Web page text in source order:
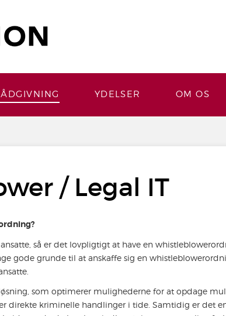
YDELSER OM OS
/ Legal IT
så er det lovpligtigt at have en
gode grunde til at anskaffe sig en
som optimerer mulighederne for at opdage
direkte kriminelle handlinger i tide. Samtidig er det